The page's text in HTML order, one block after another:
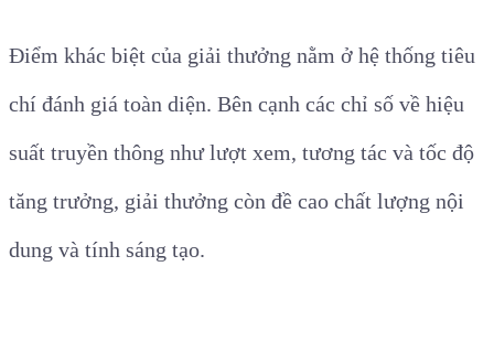
Điểm khác biệt của giải thưởng nằm ở hệ thống tiêu
chí đánh giá toàn diện. Bên cạnh các chỉ số về hiệu
suất truyền thông như lượt xem, tương tác và tốc độ
tăng trưởng, giải thưởng còn đề cao chất lượng nội
dung và tính sáng tạo.